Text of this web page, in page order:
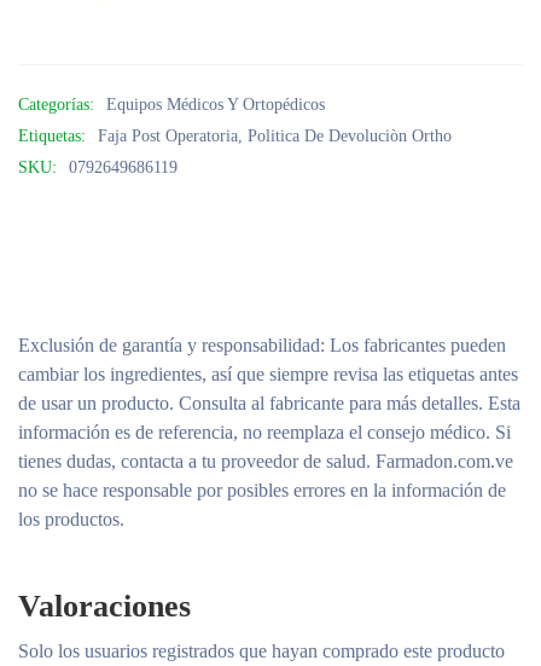
Categorías:
Equipos Médicos Y Ortopédicos
Etiquetas:
Faja Post Operatoria, Politica De Devoluciòn Ortho
SKU:
0792649686119
Exclusión de garantía y responsabilidad: Los fabricantes pueden
cambiar los ingredientes, así que siempre revisa las etiquetas antes
de usar un producto. Consulta al fabricante para más detalles. Esta
información es de referencia, no reemplaza el consejo médico. Si
tienes dudas, contacta a tu proveedor de salud. Farmadon.com.ve
no se hace responsable por posibles errores en la información de
los productos.
Valoraciones
Solo los usuarios registrados que hayan comprado este producto